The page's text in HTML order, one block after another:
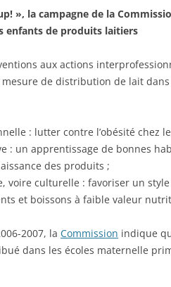
», la campagne de la
enfants de produits laitiers
aux actions
de distribution de lait
: lutter contre l’obésité chez
: un apprentissage de bonnes
des produits ;
voire culturelle : favoriser un
et boissons à faible valeur
2007, la Commission indique
dans les écoles maternelle